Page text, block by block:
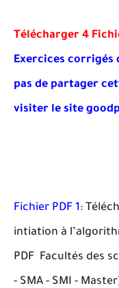
Télécharger 4
Exercices
pas de partager
visiter le site
Fichier PDF 1:
intiation à
PDF Facultés des
- SMA - SMI -